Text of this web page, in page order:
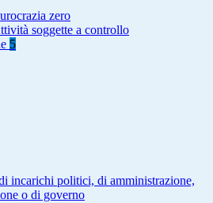
zero
soggette a controllo
5
incarichi politici, di amministrazione,
o di governo